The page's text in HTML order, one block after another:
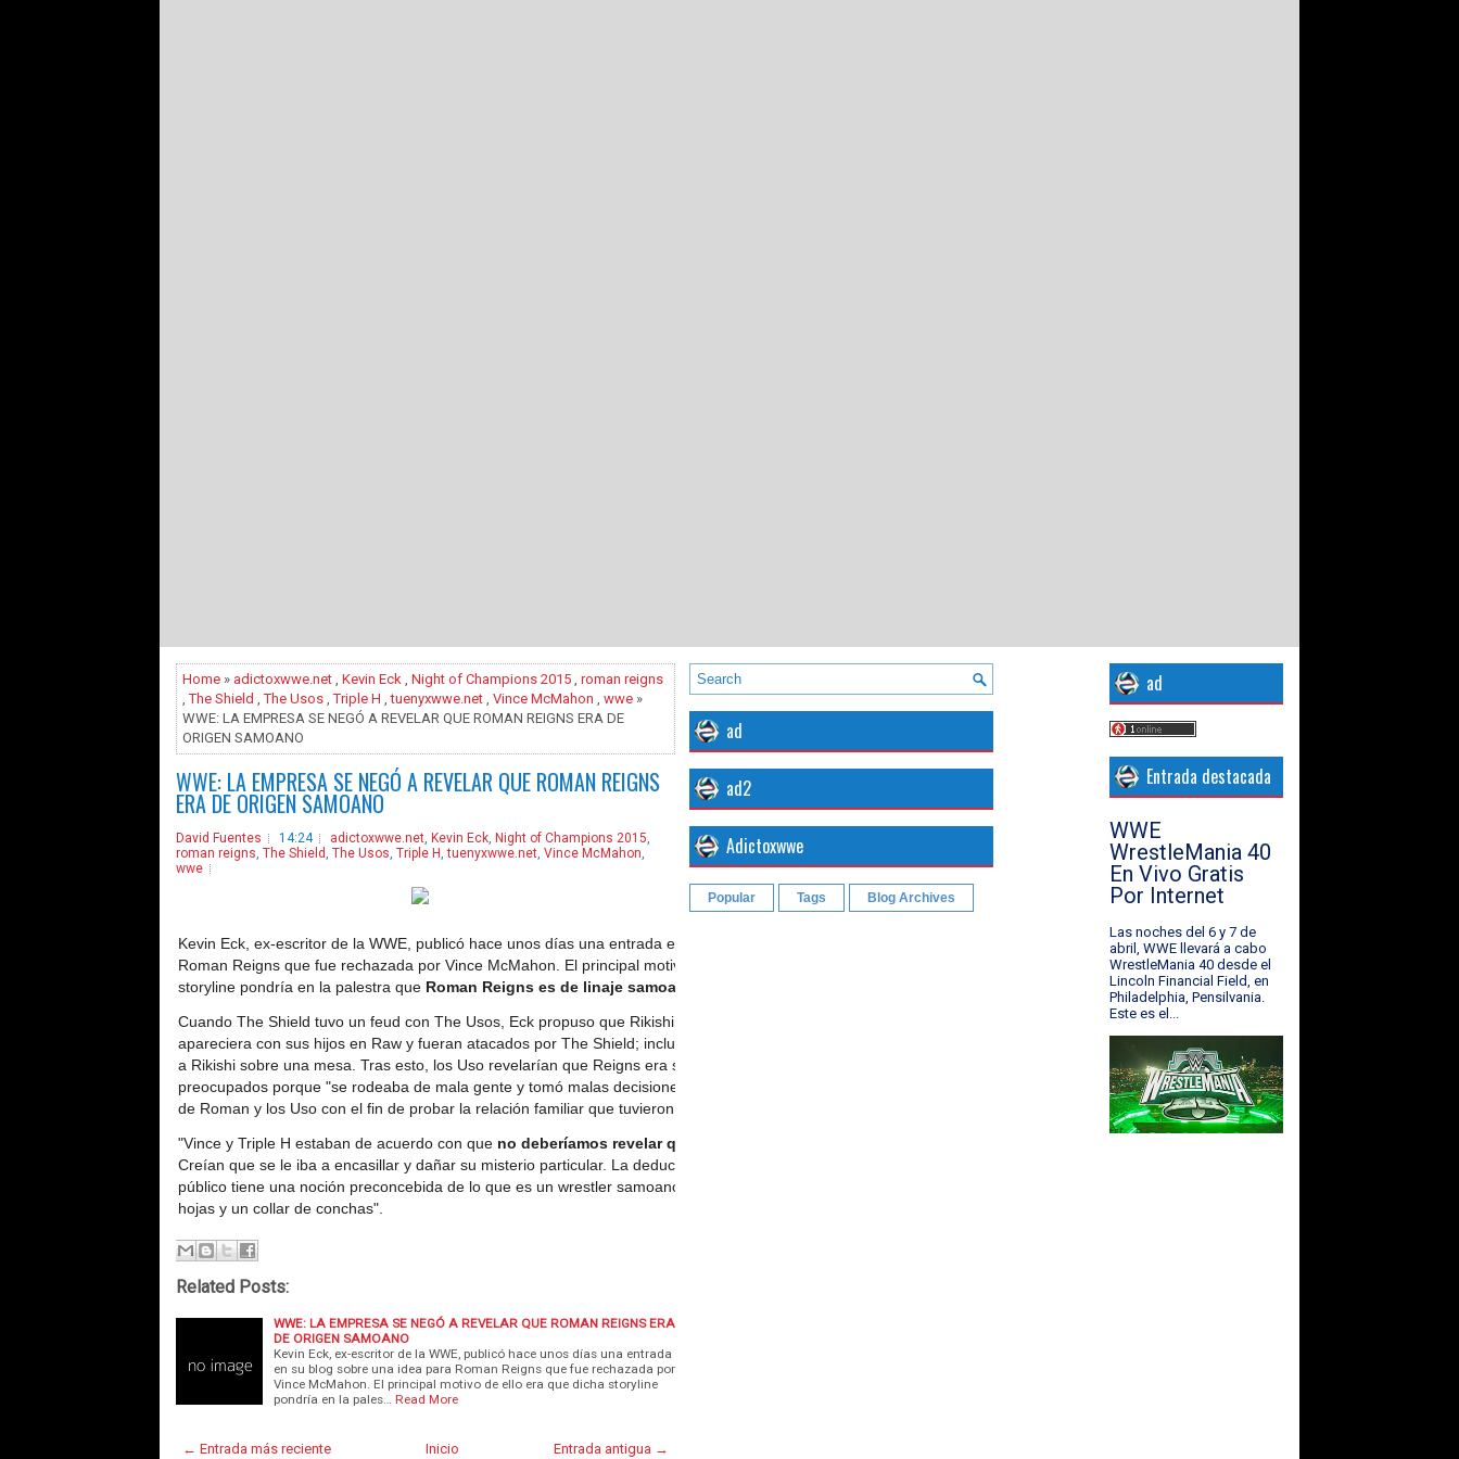
Home » adictoxwwe.net , Kevin Eck , Night of Champions 2015 , roman reigns
,The Shield ,The Usos ,Triple H ,tuenyxwwe.net , Vince McMahon , wwe »
WWE: LA EMPRESA SE NEGÓ A REVELAR QUE ROMAN REIGNS ERA DE
ORIGEN SAMOANO
WWE: LA EMPRESA SE NEGÓ A REVELAR QUE ROMAN REIGNS
ERA DE ORIGEN SAMOANO
David Fuentes 14:24 adictoxwwe.net, Kevin Eck, Night of Champions 2015,
roman reigns, The Shield, The Usos, Triple H,tuenyxwwe.net, Vince McMahon,
wwe
Kevin Eck, ex-escritor de la WWE, publicó hace unos días una entrada en su blog sobre una idea para
Roman Reigns que fue rechazada por Vince McMahon. El principal motivo de ello era que dicha
storyline pondría en la palestra que Roman Reigns es de linaje samoano
Cuando The Shield tuvo un feud con The Usos, Eck propuso que Rikishi, padre de Jimmy y Jey,
apareciera con sus hijos en Raw y fueran atacados por The Shield; incluyendo una triple powerbomb
a Rikishi sobre una mesa. Tras esto, los Uso revelarían que Reigns era su primo y que estaban
preocupados porque "se rodeaba de mala gente y tomó malas decisiones". Se iban a mostrar fotos
de Roman y los Uso con el fin de probar la relación familiar que tuvieron al crecer.
"Vince y Triple H estaban de acuerdo con que no deberíamos revelar que Reigns es samoano
Creían que se le iba a encasillar y dañar su misterio particular. La deducción que sacaron fue que el
público tiene una noción preconcebida de lo que es un wrestler samoano: un tío con una falda de
hojas y un collar de conchas".
Related Posts:
WWE: LA EMPRESA SE NEGÓ A REVELAR QUE ROMAN REIGNS ERA
DE ORIGEN SAMOANO
Kevin Eck, ex-escritor de la WWE, publicó hace unos días una entrada
en su blog sobre una idea para Roman Reigns que fue rechazada por
Vince McMahon. El principal motivo de ello era que dicha storyline
pondría en la pales…
Read More
← Entrada más reciente Entrada antigua →
Inicio
ad
ad2
Adictoxwwe
Popular Tags Blog Archives
ad
Entrada destacada
WWE
WrestleMania 40
En Vivo Gratis
Por Internet
Las noches del 6 y 7 de
abril, WWE llevará a cabo
WrestleMania 40 desde el
Lincoln Financial Field, en
Philadelphia, Pensilvania.
Este es el...